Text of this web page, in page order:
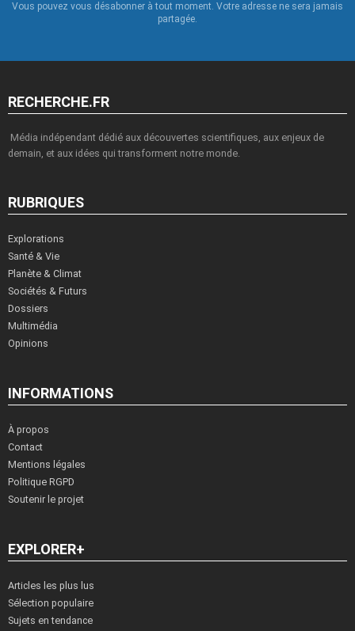
Vous pouvez vous désabonner à tout moment. Votre adresse ne sera jamais
partagée.
RECHERCHE.FR
Média indépendant dédié aux découvertes scientifiques, aux enjeux de
demain, et aux idées qui transforment notre monde.
RUBRIQUES
Explorations
Santé & Vie
Planète & Climat
Sociétés & Futurs
Dossiers
Multimédia
Opinions
INFORMATIONS
À propos
Contact
Mentions légales
Politique RGPD
Soutenir le projet
EXPLORER+
Articles les plus lus
Sélection populaire
Sujets en tendance